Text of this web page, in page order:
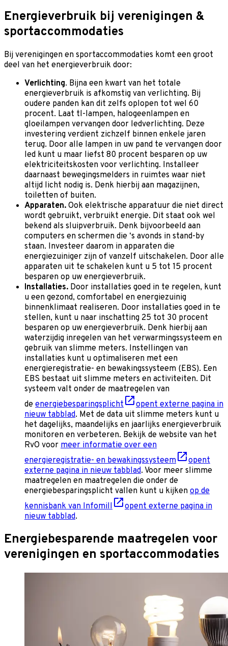
Energieverbruik bij verenigingen &
sportaccommodaties
Bij verenigingen en sportaccommodaties komt een groot
deel van het energieverbruik door:
Verlichting. Bijna een kwart van het totale
energieverbruik is afkomstig van verlichting. Bij
oudere panden kan dit zelfs oplopen tot wel 60
procent. Laat tl-lampen, halogeenlampen en
gloeilampen vervangen door ledverlichting. Deze
investering verdient zichzelf binnen enkele jaren
terug. Door alle lampen in uw pand te vervangen door
led kunt u maar liefst 80 procent besparen op uw
elektriciteitskosten voor verlichting. Installeer
daarnaast bewegingsmelders in ruimtes waar niet
altijd licht nodig is. Denk hierbij aan magazijnen,
toiletten of buiten.
Apparaten. Ook elektrische apparatuur die niet direct
wordt gebruikt, verbruikt energie. Dit staat ook wel
bekend als sluipverbruik. Denk bijvoorbeeld aan
computers en schermen die ‘s avonds in stand-by
staan. Investeer daarom in apparaten die
energiezuiniger zijn of vanzelf uitschakelen. Door alle
apparaten uit te schakelen kunt u 5 tot 15 procent
besparen op uw energieverbruik.
Installaties. Door installaties goed in te regelen, kunt
u een gezond, comfortabel en energiezuinig
binnenklimaat realiseren. Door installaties goed in te
stellen, kunt u naar inschatting 25 tot 30 procent
besparen op uw energieverbruik. Denk hierbij aan
waterzijdig inregelen van het verwarmingssysteem en
gebruik van slimme meters. Instellingen van
installaties kunt u optimaliseren met een
energieregistratie- en bewakingssysteem (EBS). Een
EBS bestaat uit slimme meters en activiteiten. Dit
systeem valt onder de maatregelen van
de energiebesparingsplicht
opent externe pagina in
nieuw tabblad. Met de data uit slimme meters kunt u
het dagelijks, maandelijks en jaarlijks energieverbruik
monitoren en verbeteren. Bekijk de website van het
RvO voor meer informatie over een
energieregistratie- en bewakingssysteem
opent
externe pagina in nieuw tabblad. Voor meer slimme
maatregelen en maatregelen die onder de
energiebesparingsplicht vallen kunt u kijken op de
kennisbank van Infomill
opent externe pagina in
nieuw tabblad.
Energiebesparende maatregelen voor
verenigingen en sportaccommodaties